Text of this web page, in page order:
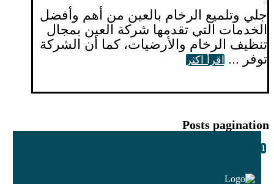
جلي وتلميع الرخام بالعين من أهم وأفضل
الخدمات التي تقدمها شركة العين بمجال
تنظيف الرخام والأرضيات، كما أن الشركة
توفر ...
اقرأ اكثر
Posts pagination
1